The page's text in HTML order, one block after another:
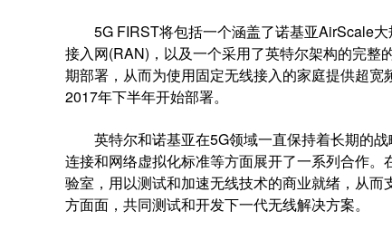
5G FIRST将包括一个涵盖了诺基亚AirScale大
接入网(RAN)，以及一个采用了英特尔架构的完整
期部署，从而为使用固定无线接入的家庭提供超
2017年下半年开始部署。
英特尔和诺基亚在5G领域一直保持着长期的战
连接和网络虚拟化标准等方面展开了一系列合作
验室，用以测试和加速无线技术的商业就绪，从
方面面，共同测试和开发下一代无线解决方案。